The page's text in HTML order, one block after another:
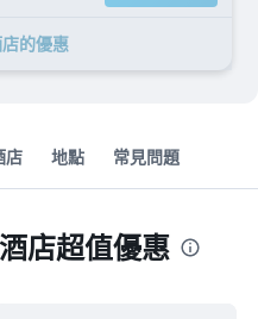
的優惠
店 地點 常見問題
店超值優惠